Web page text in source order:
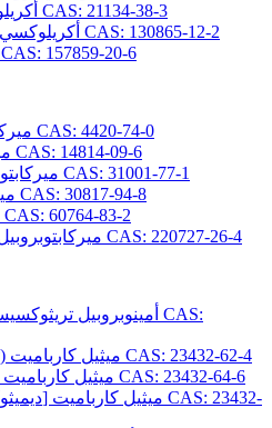
أكريلوكسي ميثيل تريميثوكسيسيلان CAS: 21134-38-3
أكريلوكسي ميثيل ميثيل دايميثوكسيسيلان CAS: 130865-12-2
أكريلوكسي تريسوبروبيلسيلان CAS: 157859-20-6
3-ميركابتوبروبيل تريميثوكسيسيلان CAS: 4420-74-0
3-ميركابتوبروبيلترييثوكسيسيلان CAS: 14814-09-6
3-ميركابتوبروبيل ميثيلديميثوكسيسيلان CAS: 31001-77-1
ميركابتو ميثيل تريميثوكسيسيلان CAS: 30817-94-8
ميركابتو ميثيل تريثوكسيسيلان CAS: 60764-83-2
S- (أوكتانويل) ميركابتوبروبيل تريثوكسيسيلان CAS: 220727-26-4
N- (تريميثوكسي سيليل بروبيل) ميثيل كارباميت CAS: 23432-62-4
N- (تريميثوكسي سيليل ميثيل) ميثيل كارباميت CAS: 23432-64-6